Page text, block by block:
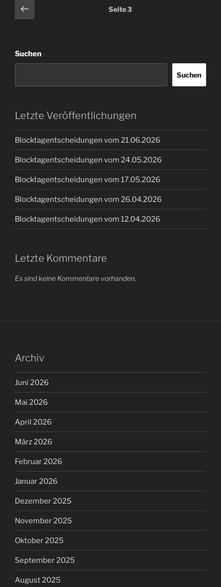
Seitennummerierung
der
Vorherige
Seite
Seite3
Suchen
Suchen
Letzte Veröffentlichungen
Blocktagentscheidungen vom 21.06.2026
Blocktagentscheidungen vom 24.05.2026
Blocktagentscheidungen vom 17.05.2026
Blocktagentscheidungen vom 26.04.2026
Blocktagentscheidungen vom 12.04.2026
Letzte Kommentare
Es sind keine Kommentare vorhanden.
Archiv
Juni 2026
Mai 2026
April 2026
März 2026
Februar 2026
Januar 2026
Dezember 2025
November 2025
Oktober 2025
September 2025
August 2025